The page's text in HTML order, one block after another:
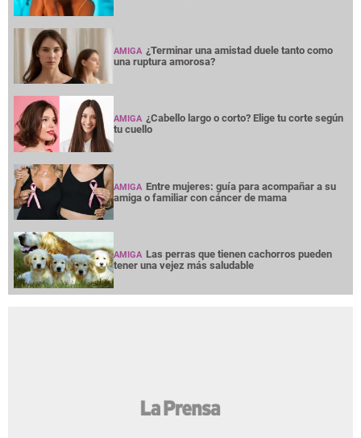
AMIGA ¿Terminar una amistad duele tanto como
una ruptura amorosa?
AMIGA ¿Cabello largo o corto? Elige tu corte según
tu cuello
AMIGA Entre mujeres: guía para acompañar a su
amiga o familiar con cáncer de mama
AMIGA Las perras que tienen cachorros pueden
tener una vejez más saludable